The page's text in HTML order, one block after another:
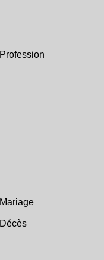
Profession
Mariage
Décès